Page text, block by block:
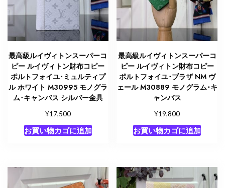
最高級ルイヴィトンスーパーコ
ピー ルイヴィトン財布コピー
ポルトフォイユ･ミュルティプ
ル ホワイト M30995 モノグラ
ム･キャンバス シルバー金具
¥17,500
お買い物カゴに追加
最高級ルイヴィトンスーパーコ
ピー ルイヴィトン財布コピー
ポルトフォイユ･ブラザ NM ヴ
ェール M30889 モノグラム･キ
ャンバス
¥19,800
お買い物カゴに追加